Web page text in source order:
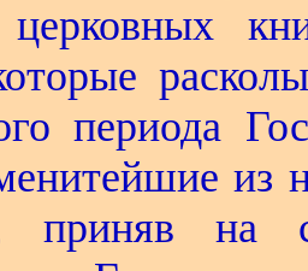
периода
из
приняв на